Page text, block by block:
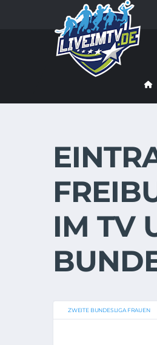
IM TV
ZWEITE BUNDESLIGA FRAUEN